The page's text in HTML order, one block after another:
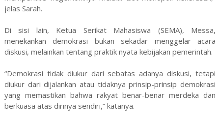
jelas Sarah.
Di sisi lain, Ketua Serikat Mahasiswa (SEMA), Messa,
menekankan demokrasi bukan sekadar menggelar acara
diskusi, melainkan tentang praktik nyata kebijakan pemerintah.
“Demokrasi tidak diukur dari sebatas adanya diskusi, tetapi
diukur dari dijalankan atau tidaknya prinsip-prinsip demokrasi
yang memastikan bahwa rakyat benar-benar merdeka dan
berkuasa atas dirinya sendiri,” katanya.